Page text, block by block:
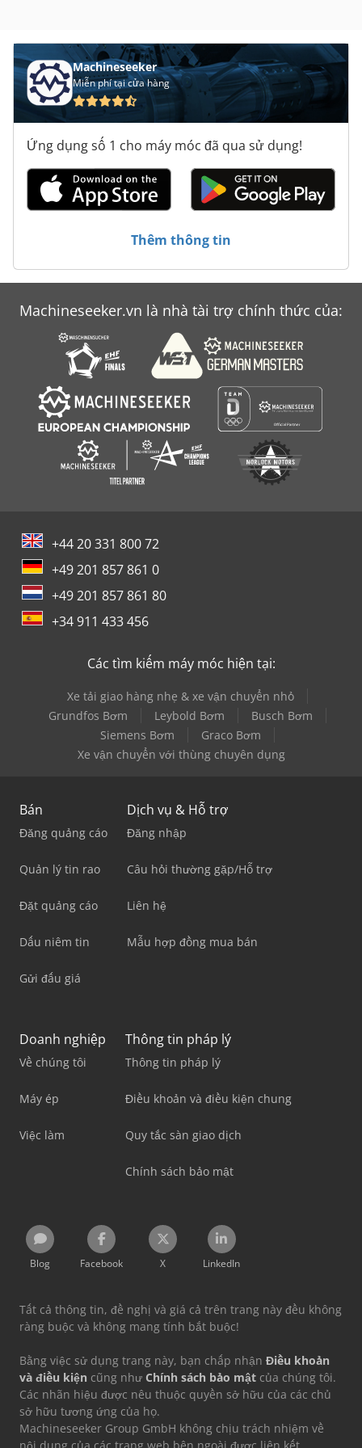
Machineseeker
Miễn phí tại cửa hàng
Ứng dụng số 1 cho máy móc đã qua sử dụng!
Thêm thông tin
Machineseeker.vn là nhà tài trợ chính thức của:
+44 20 331 800 72
+49 201 857 861 0
+49 201 857 861 80
+34 911 433 456
Các tìm kiếm máy móc hiện tại:
Xe tải giao hàng nhẹ & xe vận chuyển nhỏ
Grundfos Bơm
Leybold Bơm
Busch Bơm
Siemens Bơm
Graco Bơm
Xe vận chuyển với thùng chuyên dụng
Bán
Đăng quảng cáo
Quản lý tin rao
Đặt quảng cáo
Dấu niêm tin
Gửi đấu giá
Dịch vụ & Hỗ trợ
Đăng nhập
Câu hỏi thường gặp/Hỗ trợ
Liên hệ
Mẫu hợp đồng mua bán
Doanh nghiệp
Về chúng tôi
Máy ép
Việc làm
Thông tin pháp lý
Thông tin pháp lý
Điều khoản và điều kiện chung
Quy tắc sàn giao dịch
Chính sách bảo mật
Blog Facebook X LinkedIn
Tất cả thông tin, đề nghị và giá cả trên trang này đều không
ràng buộc và không mang tính bắt buộc!
Bằng việc sử dụng trang này, bạn chấp nhận Điều khoản
và điều kiện cũng như Chính sách bảo mật của chúng tôi.
Các nhãn hiệu được nêu thuộc quyền sở hữu của các chủ
sở hữu tương ứng của họ.
Machineseeker Group GmbH không chịu trách nhiệm về